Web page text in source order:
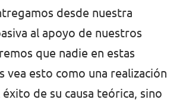
desde nuestra
al apoyo de nuestros
que nadie en estas
vea esto como una realización
de su causa teórica, sino